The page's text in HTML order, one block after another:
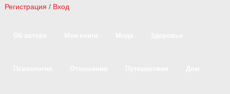
Регистрация / Вход